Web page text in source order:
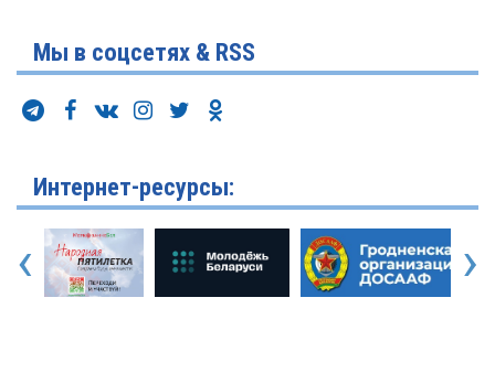
Мы в соцсетях & RSS
Интернет-ресурсы:
‹ ›